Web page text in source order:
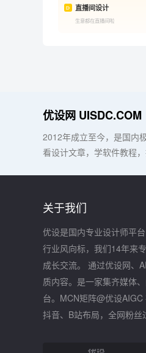
直播间设计
生意都在直播间啦
优设网 UISDC.COM
2012年成立至今，是国内
看设计文章，学软件教程
关于我们
优设是国内专业设计师平
行业风向标，我们14年来
成长交流。 通过优设网、
质内容。是一家集齐媒体
台。MCN矩阵@优设AIGC
抖音、B站布局，全网粉丝